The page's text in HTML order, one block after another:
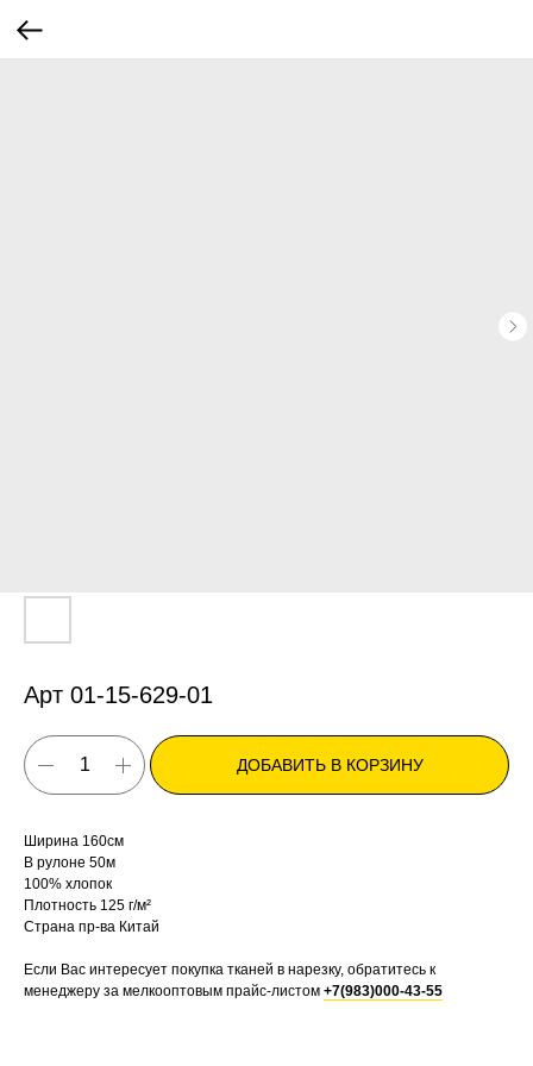
Арт 01-15-629-01
ДОБАВИТЬ В КОРЗИНУ
Ширина 160см
В рулоне 50м
100% хлопок
Плотность 125 г/м²
Страна пр-ва Китай
Если Вас интересует покупка тканей в нарезку, обратитесь к
менеджеру за мелкооптовым прайс-листом +7(983)000-43-55